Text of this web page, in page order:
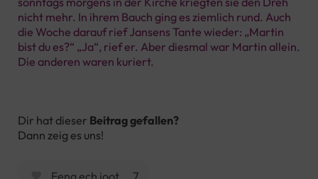
nicht mehr. In ihrem Bauch ging es ziemlich rund. Auch
die Woche darauf rief Jansens Tante wieder: „Martin
bist du es?“ „Ja“, rief er. Aber diesmal war Martin allein.
Die anderen waren kuriert.
Dir hat dieser Beitrag gefallen?
Dann zeig es uns!
Feng ech joot 7